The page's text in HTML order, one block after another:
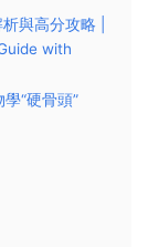
與高分攻略 |
with
“硬骨頭”